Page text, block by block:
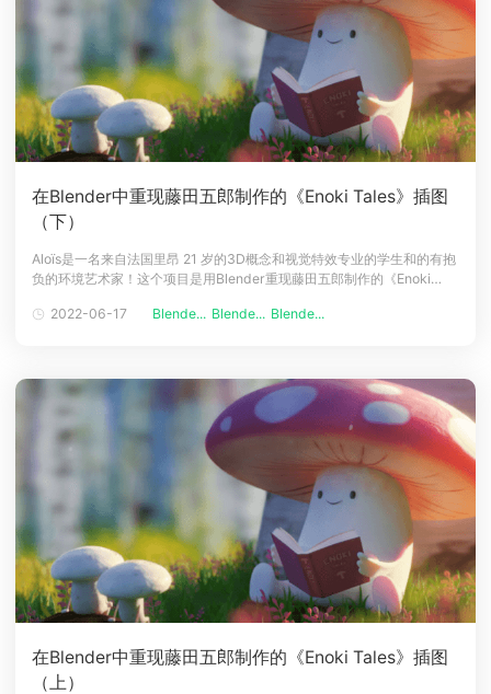
在Blender中重现藤田五郎制作的《Enoki Tales》插图
（下）
Aloïs是一名来自法国里昂 21 岁的3D概念和视觉特效专业的学生和的有抱
负的环境艺术家！这个项目是用Blender重现藤田五郎制作的《Enoki
半部分：在Blender中重现藤田五郎制作的《Enoki Tales》插图（上）参
2022-06-17 Blende... Blende... Blende...
在Blender中重现藤田五郎制作的《Enoki Tales》插图
（上）